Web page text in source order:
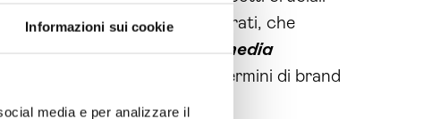
Informazioni sui cookie
media e per analizzare il
contenuti di qualità e ben curati, che
partner per il tuosocial media
risultati concreti in termini di brand